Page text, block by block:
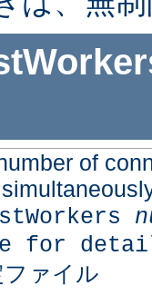
of
for
ァイル